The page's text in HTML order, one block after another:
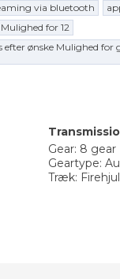
via bluetooth
for 12
efter ønske Mulighed
Gear: 8 gear
Geartype:
Træk: